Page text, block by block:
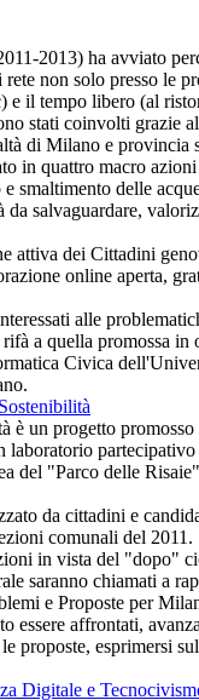
2013) ha avviato
non solo presso le
il tempo libero (al
stati coinvolti grazie
di Milano e
in quattro macro
smaltimento delle
salvaguardare,
attiva dei Cittadini
online aperta,
alle
a quella promossa
Civica
un progetto
del "Parco delle Risaie"
da cittadini e
comunali del
in vista del "dopo"
saranno chiamati a
e Proposte per
essere affrontati,
proposte, esprimersi
Digitale e